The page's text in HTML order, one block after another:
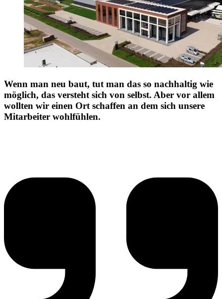
Wenn man neu baut, tut man das so nachhaltig wie
möglich, das versteht sich von selbst. Aber vor allem
wollten wir einen Ort schaffen an dem sich unsere
Mitarbeiter wohlfühlen.